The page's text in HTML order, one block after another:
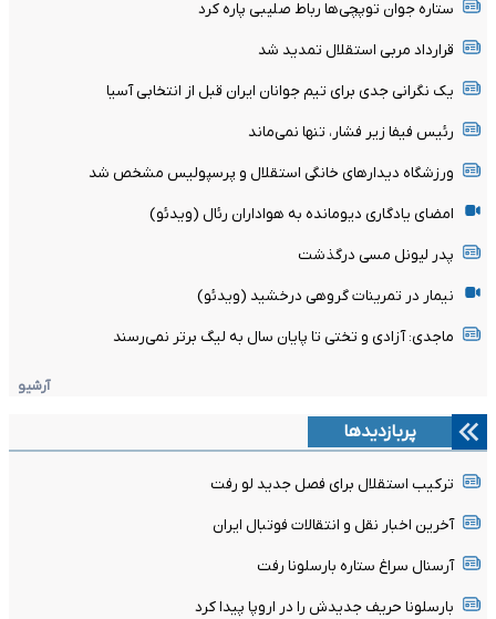
ستاره جوان توپچی‌ها رباط صلیبی پاره کرد
قرارداد مربی استقلال تمدید شد
یک نگرانی جدی برای تیم جوانان ایران قبل از انتخابی آسیا
رئیس فیفا زیر فشار، تنها نمی‌ماند
ورزشگاه دیدارهای خانگی استقلال و پرسپولیس مشخص شد
امضای یادگاری دیومانده به هواداران رئال (ویدئو)
پدر لیونل مسی درگذشت
نیمار در تمرینات گروهی درخشید (ویدئو)
ماجدی: آزادی و تختی تا پایان سال به لیگ برتر نمی‌رسند
آرشیو
پربازدیدها
ترکیب استقلال برای فصل جدید لو رفت
آخرین اخبار نقل و انتقالات فوتبال ایران
آرسنال سراغ ستاره بارسلونا رفت
بارسلونا حریف جدیدش را در اروپا پیدا کرد